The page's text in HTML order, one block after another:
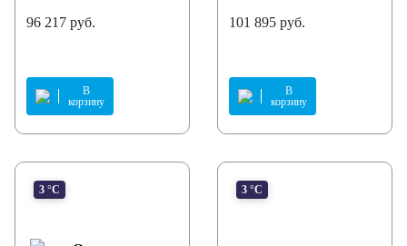
96 217 руб.
В
корзину
101 895 руб.
В
корзину
3 °С 3 °С